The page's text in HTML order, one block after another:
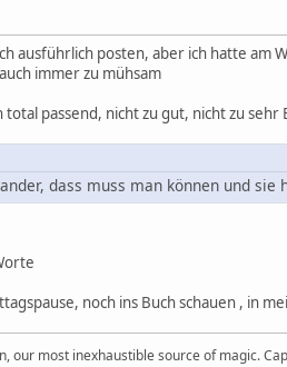
ausführlich posten, aber ich hatte am
immer zu mühsam
total passend, nicht zu gut, nicht zu
dass muss man können und sie
noch ins Buch schauen , in
our most inexhaustible source of magic.